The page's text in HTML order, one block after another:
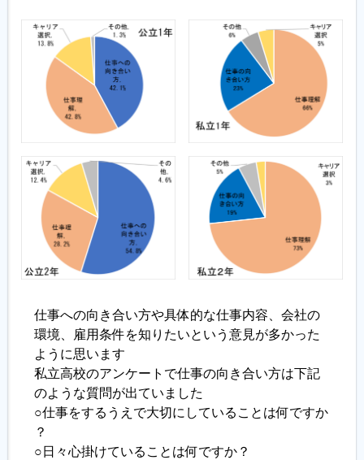
仕事への向き合い方や具体的な仕事内容、会社の
環境、雇用条件を知りたいという意見が多かった
ように思います
私立高校のアンケートで仕事の向き合い方は下記
のような質問が出ていました
○仕事をするうえで大切にしていることは何ですか
？
○日々心掛けていることは何ですか？